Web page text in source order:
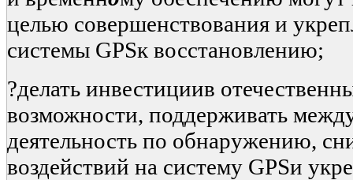
целью совершенствования и
системы GPSк восстановлению;
?делать инвестициив
возможности, поддерживать
деятельность по обнаружению,
воздействий на систему GPSи